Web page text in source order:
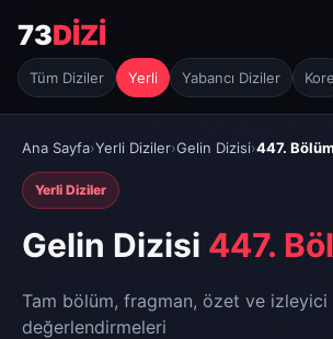
73DİZİ
Tüm Diziler Yerli Yabancı Diziler Kore
Ana Sayfa›Yerli Diziler›Gelin Dizisi›447. Bölüm
Yerli Diziler
Gelin Dizisi 447.
Tam bölüm, fragman, özet ve izleyici
değerlendirmeleri